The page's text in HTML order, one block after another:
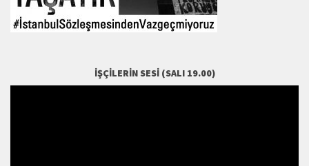
İŞÇILERIN SESI (SALI 19.00)